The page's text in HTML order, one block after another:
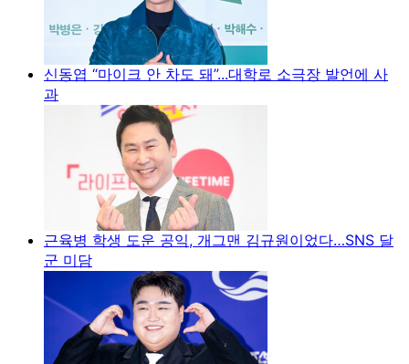
신동엽 “마이크 안 차도 돼”...대학로 소극장 발언에 사
과
근육병 학생 도운 공익, 개그맨 김규원이었다…SNS 달
군 미담